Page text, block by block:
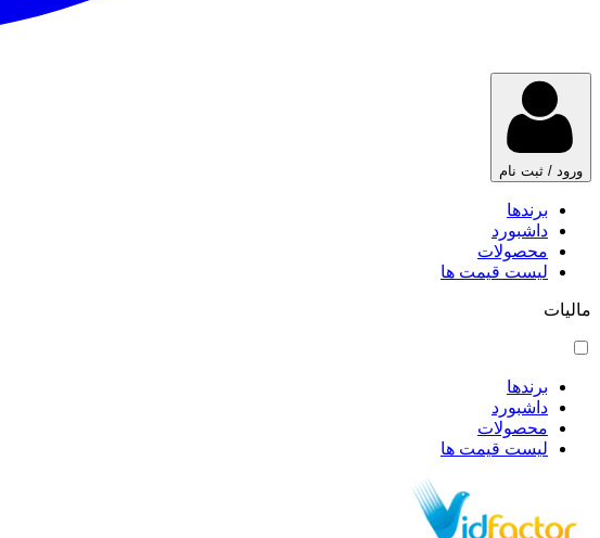
ورود / ثبت نام
برندها
داشبورد
محصولات
لیست قیمت ها
مالیات
برندها
داشبورد
محصولات
لیست قیمت ها